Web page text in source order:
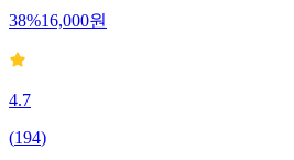
38%16,000원
4.7
(194)